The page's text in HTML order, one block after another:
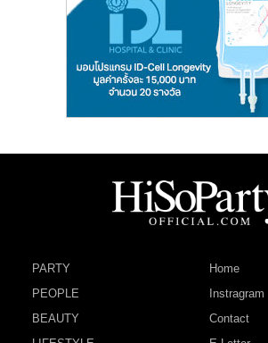
PARTY
PEOPLE
BEAUTY
Home
Instragram
Contact